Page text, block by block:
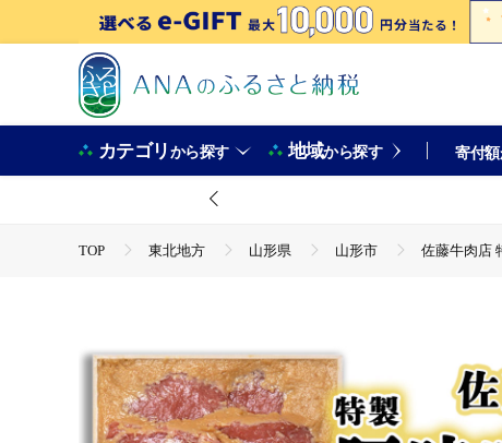
カテゴリから探す 地域から探す 寄付
TOP 東北地方 山形県 山形市 佐藤牛肉店